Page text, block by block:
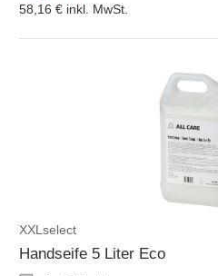
58,16 € inkl. MwSt.
XXLselect
Handseife 5 Liter Eco